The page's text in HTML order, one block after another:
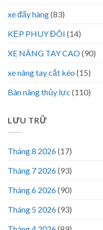
xe đẩy hàng(83)
KẸP PHUY ĐÔI (14)
XE NÂNG TAY CAO(90)
xe nâng tay cắt kéo (15)
Bàn nâng thủy lực (110)
LƯU TRỮ
Tháng 8 2026(17)
Tháng 7 2026(93)
Tháng 6 2026(90)
Tháng 5 2026(93)